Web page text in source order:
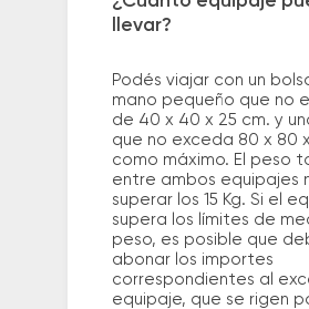
llevar?
Podés viajar con un
mano pequeño que no
de 40 x 40 x 25 cm. y
que no exceda 80 x 80
como máximo. El peso
entre ambos equipajes
superar los 15 Kg. Si el
supera los límites de
peso, es posible que
abonar los importes
correspondientes al
equipaje, que se rigen